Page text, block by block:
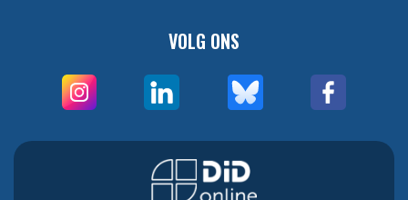
VOLG ONS